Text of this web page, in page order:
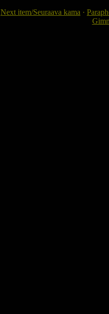
Next item/Seuraava kama ·